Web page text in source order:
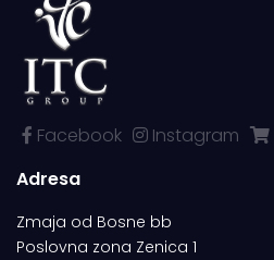
Facebook Instagram
Adresa
Zmaja od Bosne bb
Poslovna zona Zenica 1